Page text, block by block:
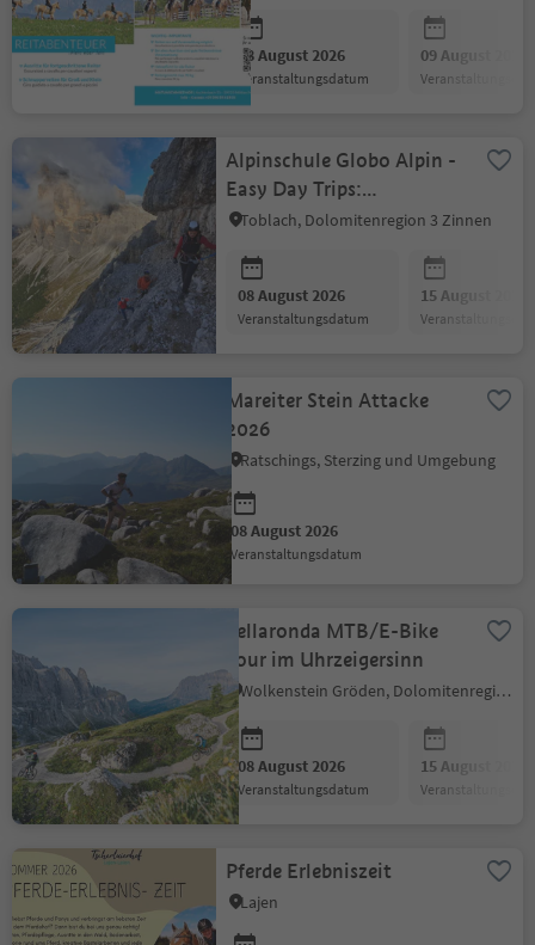
08 August 2026
Veranstaltungsdatum
09 August 2026
Alpinschule Globo Alpin -
Easy Day Trips:
Klettersteig Cortina
Toblach, Dolomitenregion 3 Zinnen
08 August 2026
Veranstaltungsdatum
15 August 2026
Mareiter Stein Attacke
2026
Ratschings, Sterzing und Umgebung
08 August 2026
Veranstaltungsdatum
Sellaronda MTB/E-Bike
Tour im Uhrzeigersinn
Wolkenstein Gröden, Dolomitenregion Gröden
08 August 2026
Veranstaltungsdatum
15 August 2026
Pferde Erlebniszeit
Lajen